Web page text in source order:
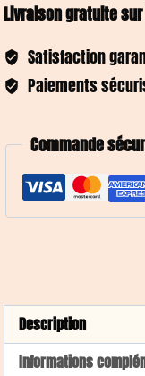
-
Boucles
d'oreilles
résine
–
Bijou
créateur
pièce
Livraison gratuite
Satisfaction
Paiements
Commande
Description
Informations